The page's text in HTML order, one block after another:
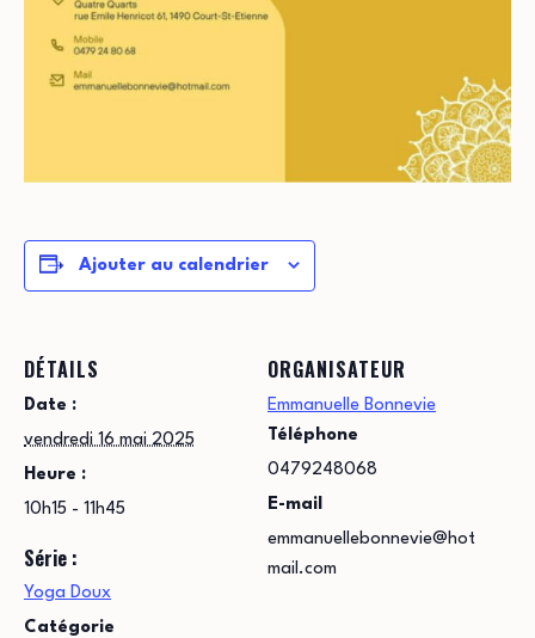
Ajouter au calendrier
DÉTAILS
Date :
vendredi 16 mai 2025
Heure :
10h15 - 11h45
Série :
Yoga Doux
Catégorie
ORGANISATEUR
Emmanuelle Bonnevie
Téléphone
0479248068
E-mail
emmanuellebonnevie@hot
mail.com